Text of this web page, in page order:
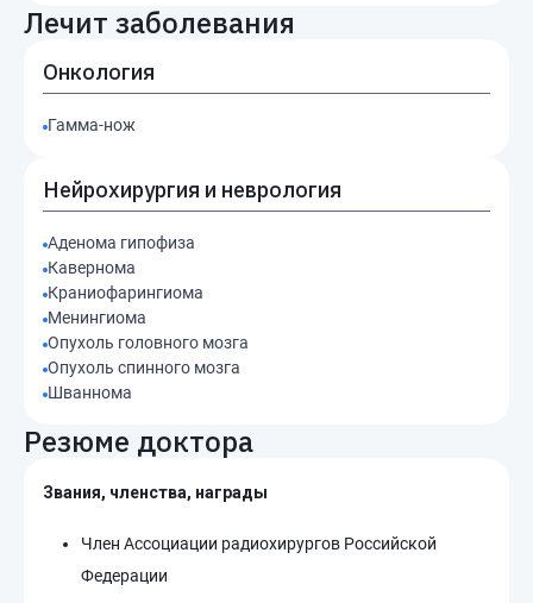
Лечит заболевания
Онкология
Гамма-нож
Нейрохирургия и неврология
Аденома гипофиза
Кавернома
Краниофарингиома
Менингиома
Опухоль головного мозга
Опухоль спинного мозга
Шваннома
Резюме доктора
Звания, членства, награды
Член Ассоциации радиохирургов Российской
Федерации